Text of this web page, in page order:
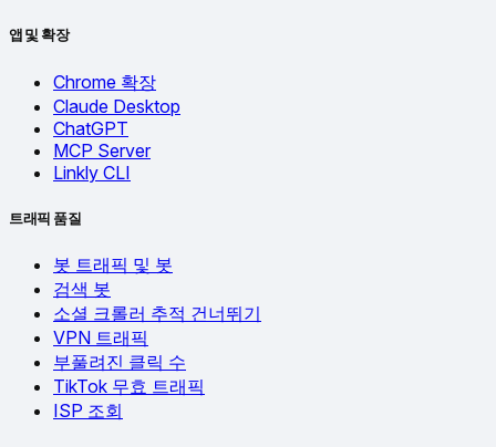
앱 및 확장
Chrome 확장
Claude Desktop
ChatGPT
MCP Server
Linkly CLI
트래픽 품질
봇 트래픽 및 봇
검색 봇
소셜 크롤러 추적 건너뛰기
VPN 트래픽
부풀려진 클릭 수
TikTok 무효 트래픽
ISP 조회